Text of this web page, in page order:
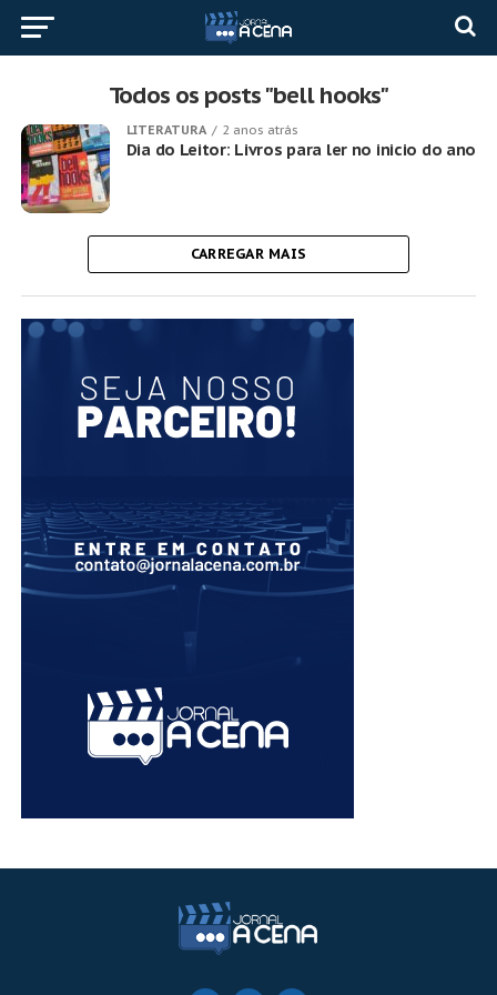
Todos os posts "bell hooks"
LITERATURA 2 anos atrás
Dia do Leitor: Livros para ler no inicio do ano
CARREGAR MAIS